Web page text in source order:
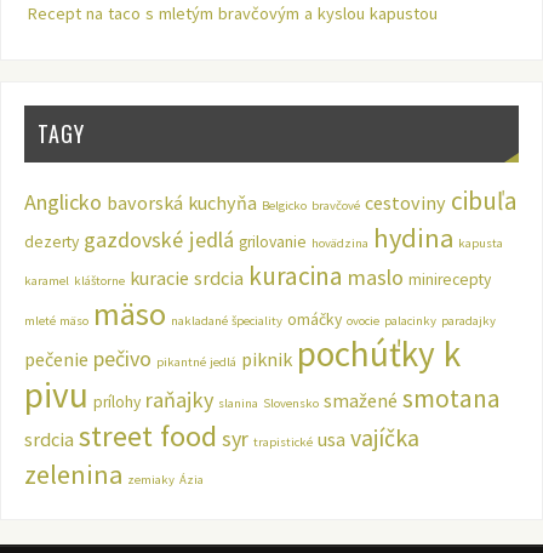
Recept na taco s mletým bravčovým a kyslou kapustou
TAGY
Anglicko bavorská kuchyňa Belgicko bravčové cestoviny cibuľa
dezerty gazdovské jedlá grilovanie hovädzina hydina kapusta
karamel kláštorne kuracie srdcia kuracina maslo minirecepty
mleté mäso mäso nakladané špeciality omáčky ovocie palacinky paradajky
pečenie pečivo pikantné jedlá piknik pochúťky k
pivu prílohy raňajky slanina Slovensko smažené smotana
srdcia street food syr trapistické usa vajíčka
zelenina zemiaky Ázia